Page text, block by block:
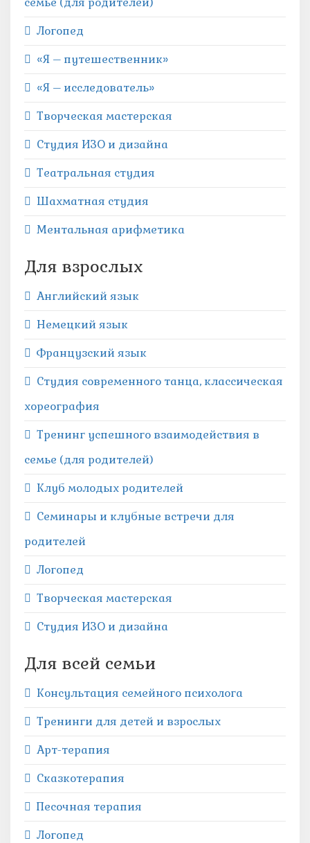
Логопед
«Я – путешественник»
«Я – исследователь»
Творческая мастерская
Студия ИЗО и дизайна
Театральная студия
Шахматная студия
Ментальная арифметика
Для взрослых
Английский язык
Немецкий язык
Французский язык
Студия современного танца, классическая
хореография
Тренинг успешного взаимодействия в
семье (для родителей)
Клуб молодых родителей
Семинары и клубные встречи для
родителей
Логопед
Творческая мастерская
Студия ИЗО и дизайна
Для всей семьи
Консультация семейного психолога
Тренинги для детей и взрослых
Арт-терапия
Сказкотерапия
Песочная терапия
Логопед